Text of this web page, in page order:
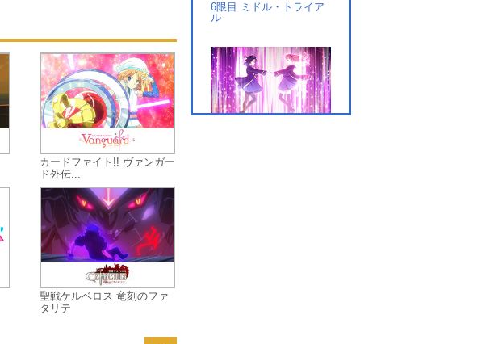
カードファイト!! ヴァンガー
ド外伝...
聖戦ケルベロス 竜刻のファ
タリテ
6限目 ミドル・トライア
ル